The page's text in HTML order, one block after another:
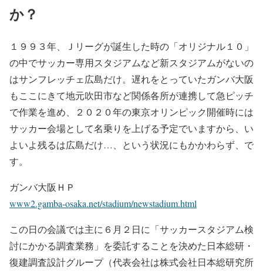
か？
１９９３年、Ｊリーグが誕生した時の「オリジナル１０」
の中でサッカー専用スタジアムなど新スタジアムがないの
はサンフレッチェ広島だけ。遅れをとっていたガンバ大阪
もここにきて地元吹田市など関係各所が連携して急ピッチ
で作業を進め、２０２０年の東京オリンピック開催時には
サッカー会場として名乗りを上げる予定でいますから、い
よいよ残るは広島だけ…、という状況にもかかわらず、で
す。
ガンバ大阪ＨＰ
www2.gamba-osaka.net/stadium/newstadium.html
この日の会議では主に６月２日に「サッカースタジアム検
討にかかる調査業務」を委託することを決めた日本総研・
復建調査設計グループ（代表会社は株式会社日本総研究所